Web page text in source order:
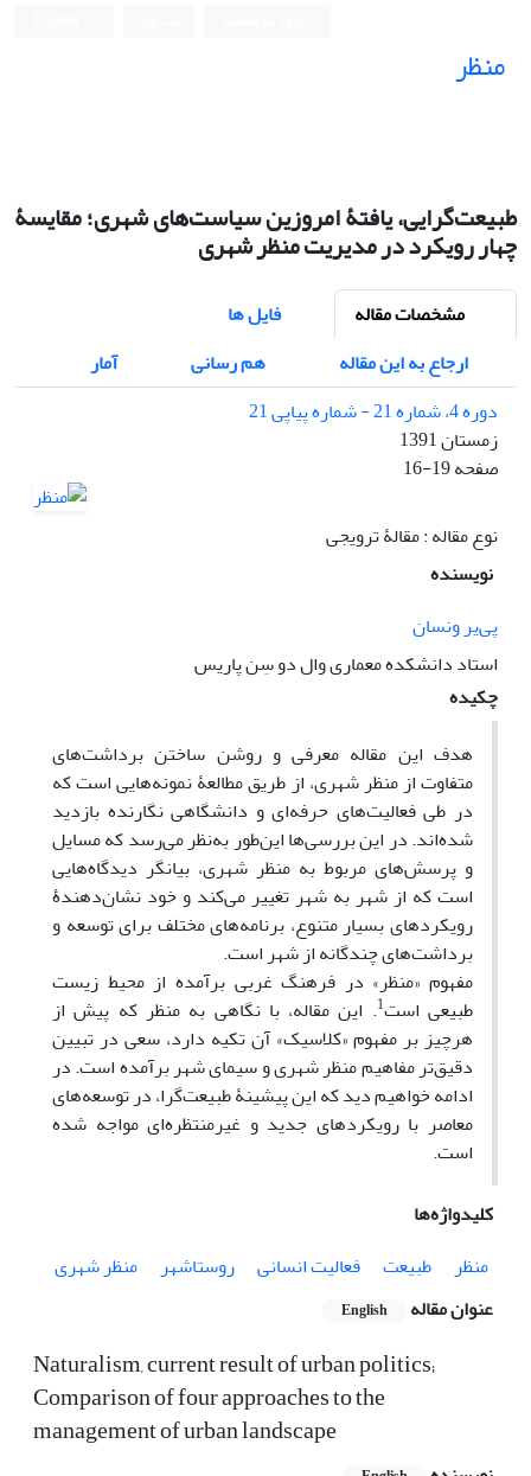
منظر
طبیعت‌گرایی، یافتۀ امروزین سیاست‌های شهری؛ مقایسۀ
چهار رویکرد در مدیریت منظر شهری
مشخصات مقاله
فایل ها
ارجاع به این مقاله
هم رسانی
آمار
دوره 4، شماره 21 - شماره پیاپی 21
زمستان 1391
صفحه16-19
نوع مقاله : مقالۀ ترویجی
نویسنده
پی‌یر ونسان
استاد دانشکده معماری وال دو سِن پاریس
چکیده
هدف این مقاله معرفی و روشن ساختن برداشت‌های
متفاوت از منظر شهری، از طریق مطالعۀ نمونه‌‌هایی است که
در طی فعالیت‌های حرفه‌ای و دانشگاهی نگارنده بازدید
شده‌اند. در این بررسی‌ها این‌طور به‌نظر می‌رسد که مسایل
و پرسش‌های مربوط به منظر شهری، بیانگر دیدگاه‌هایی
است که از شهر به شهر تغییر می‌‌کند و خود نشان‌دهندۀ
رویکردهای بسیار متنوع، برنامه‌های مختلف برای توسعه و
برداشت‌های چندگانه از شهر است.
مفهوم «منظر» در فرهنگ غربی برآمده از محیط زیست
طبیعی است1. این مقاله، با نگاهی به منظر که پیش از
هر‌چیز بر مفهوم «کلاسیک» آن تکیه دارد، سعی در تبیین
دقیق‌تر مفاهیم منظر شهری و سیمای شهر برآمده است. در
ادامه خواهیم دید که این پیشینۀ طبیعت‌گرا، در توسعه‌های
معاصر با رویکردهای جدید و غیرمنتظره‌ای مواجه شده
‌است.
کلیدواژه‌ها
منظر
طبیعت فعالیت انسانی روستاشهر
منظر شهری
عنوان مقاله
English
Naturalism, current result of urban politics;
Comparison of four approaches to the
management of urban landscape